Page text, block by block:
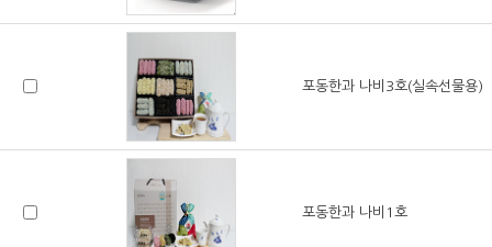
포동한과 나비3호(실속선물용)
포동한과 나비1호